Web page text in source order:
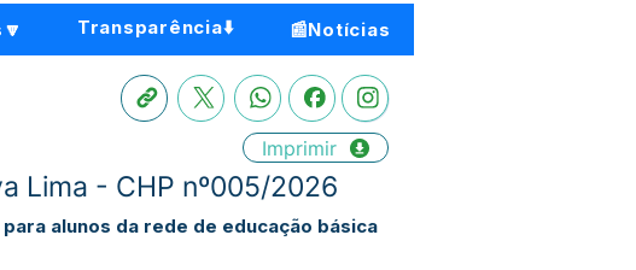
Transparência⬇️ 📰Notícias
Imprimir
Lima - CHP nº005/2026
alunos da rede de educação básica